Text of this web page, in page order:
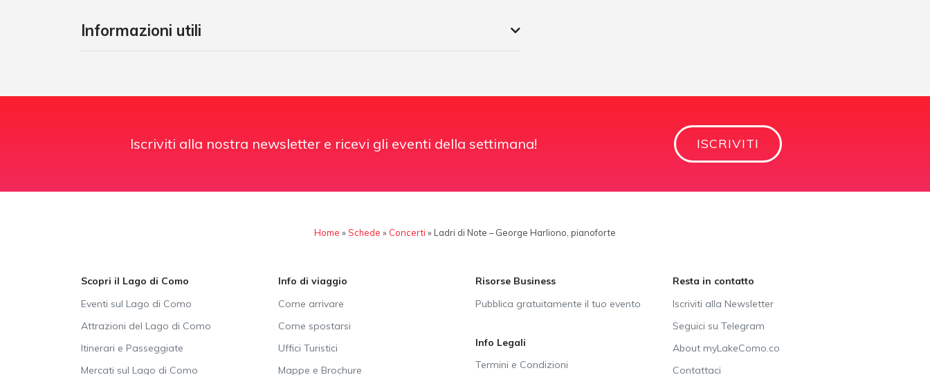
Informazioni utili
Iscriviti alla nostra newsletter e ricevi gli eventi della settimana! ISCRIVITI
Home »Schede » Concerti » Ladri di Note – George Harliono, pianoforte
Scopri il Lago di Como
Eventi sul Lago di Como
Attrazioni del Lago di Como
Itinerari e Passeggiate
Mercati sul Lago di Como
Info di viaggio
Come arrivare
Come spostarsi
Uffici Turistici
Mappe e Brochure
Risorse Business
Pubblica gratuitamente il tuo evento
Info Legali
Termini e Condizioni
Resta in contatto
Iscriviti alla Newsletter
Seguici su Telegram
About myLakeComo.co
Contattaci